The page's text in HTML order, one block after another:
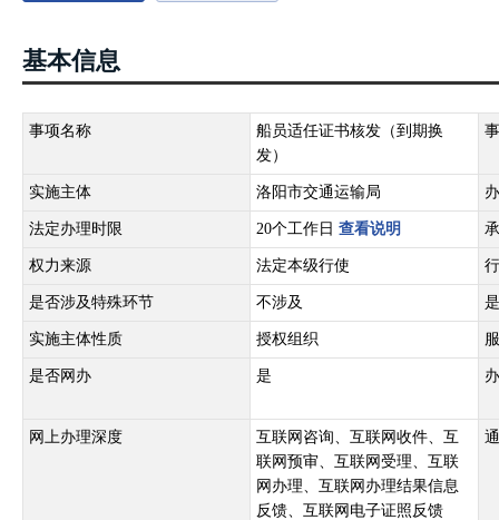
基本信息
事项名称
船员适任证书核发（到期换
发）
实施主体 洛阳市交通运输局
法定办理时限 20个工作日 查看说明
权力来源 法定本级行使
是否涉及特殊环节 不涉及
实施主体性质 授权组织
是否网办 是
网上办理深度
互联网咨询、互联网收件、互
联网预审、互联网受理、互联
网办理、互联网办理结果信息
反馈、互联网电子证照反馈